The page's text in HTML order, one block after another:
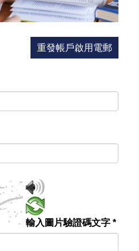
重發帳戶啟用電郵
輸入圖片驗證碼文字 *